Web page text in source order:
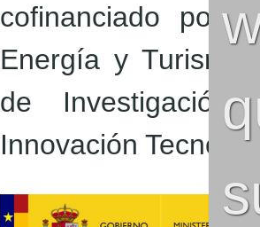
cofinanciado por
Energía y
de Investigación
Innovación